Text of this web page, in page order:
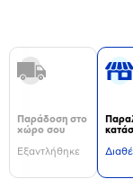
Παράδοση στο
χώρο σου
Εξαντλήθηκε